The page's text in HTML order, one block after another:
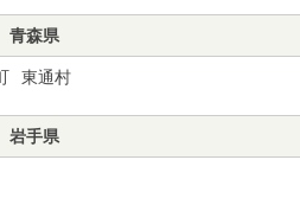
青森県
東通村
岩手県